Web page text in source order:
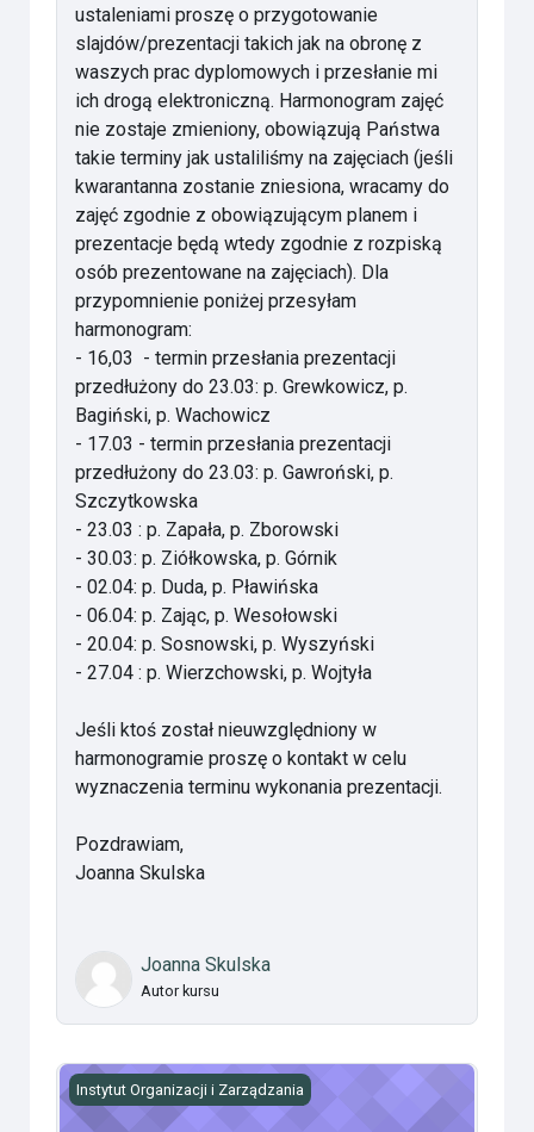
ustaleniami proszę o przygotowanie
slajdów/prezentacji takich jak na obronę z
waszych prac dyplomowych i przesłanie mi
ich drogą elektroniczną. Harmonogram zajęć
nie zostaje zmieniony, obowiązują Państwa
takie terminy jak ustaliliśmy na zajęciach (jeśli
kwarantanna zostanie zniesiona, wracamy do
zajęć zgodnie z obowiązującym planem i
prezentacje będą wtedy zgodnie z rozpiską
osób prezentowane na zajęciach). Dla
przypomnienie poniżej przesyłam
harmonogram:
- 16,03 - termin przesłania prezentacji
przedłużony do 23.03: p. Grewkowicz, p.
Bagiński, p. Wachowicz
- 17.03 - termin przesłania prezentacji
przedłużony do 23.03: p. Gawroński, p.
Szczytkowska
- 23.03 : p. Zapała, p. Zborowski
- 30.03: p. Ziółkowska, p. Górnik
- 02.04: p. Duda, p. Pławińska
- 06.04: p. Zając, p. Wesołowski
- 20.04: p. Sosnowski, p. Wyszyński
- 27.04 : p. Wierzchowski, p. Wojtyła
Jeśli ktoś został nieuwzględniony w
harmonogramie proszę o kontakt w celu
wyznaczenia terminu wykonania prezentacji.
Pozdrawiam,
Joanna Skulska
Joanna Skulska
Autor kursu
Seminarium Przeddyplomowe
Instytut Organizacji i Zarządzania